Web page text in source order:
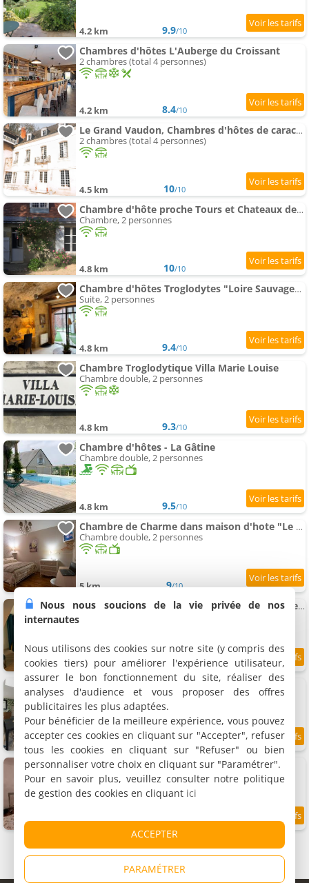
4.2 km 9.9/10
Chambres d'hôtes L'Auberge du Croissant
2 chambres (total 4 personnes)
4.2 km 8.4/10
Le Grand Vaudon, Chambres d'hôtes de caractère
2 chambres (total 4 personnes)
4.5 km 10/10
Chambre d'hôte proche Tours et Chateaux de la Loire
Chambre, 2 personnes
4.8 km 10/10
Chambre d'hôtes Troglodytes "Loire Sauvage" (SPA)
Suite, 2 personnes
4.8 km 9.4/10
Chambre Troglodytique Villa Marie Louise
Chambre double, 2 personnes
4.8 km 9.3/10
Chambre d'hôtes - La Gâtine
Chambre double, 2 personnes
4.8 km 9.5/10
Chambre de Charme dans maison d'hote "Le Petit Clouet" - Rochecorbon
Chambre double, 2 personnes
5 km 9/10
Chambre art deco Gatsby dans maison d'hote "Le Petit Clouet" - Rochecorbon
5 km 9.2/10
Chambre d'hôtes La parenthèse familiale
Maison de vacances, 6 personnes
5.7 km
Chambre d'hôtes Iris room
Chambre double, 2 personnes
5.8 km
Nous nous soucions de la vie privée de nos
internautes
Nous utilisons des cookies sur notre site (y compris des
cookies tiers) pour améliorer l'expérience utilisateur,
assurer le bon fonctionnement du site, réaliser des
analyses d'audience et vous proposer des offres
publicitaires les plus adaptées.
Pour bénéficier de la meilleure expérience, vous pouvez
accepter ces cookies en cliquant sur "Accepter", refuser
tous les cookies en cliquant sur "Refuser" ou bien
personnaliser votre choix en cliquant sur "Paramétrer".
Pour en savoir plus, veuillez consulter notre politique
de gestion des cookies en cliquant ici
ACCEPTER
PARAMÉTRER